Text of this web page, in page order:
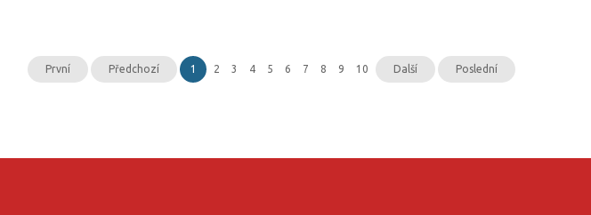
První Předchozí 1 2 3 4 5 6 7 8 9 10 Další Poslední